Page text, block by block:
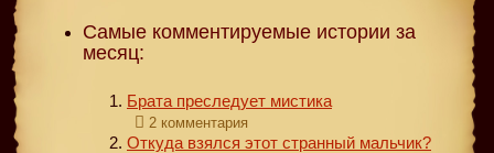
Самые комментируемые истории за
месяц:
Брата преследует мистика
2 комментария
Откуда взялся этот странный мальчик?